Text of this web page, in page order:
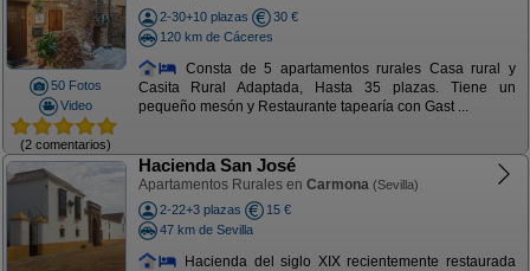
50 Fotos
Video
(2 comentarios)
2-30+10 plazas
30 €
120 km de Cáceres
Consta de 5 apartamentos rurales Casa rural y
Casita Rural Adaptada, Hasta 35 plazas. Tiene un
pequeño mesón y Restaurante tapearía con Gast ...
Hacienda San José
Apartamentos Rurales en Carmona (Sevilla)
2-22+3 plazas
15 €
47 km de Sevilla
Hacienda del siglo XIX recientemente restaurada